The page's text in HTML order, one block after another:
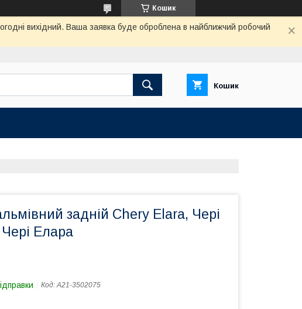
Кошик
вихідний. Ваша заявка буде оброблена в найближчий робочий
Кошик
задній Chery Elara, Чері
Елара
Код:A21-3502075